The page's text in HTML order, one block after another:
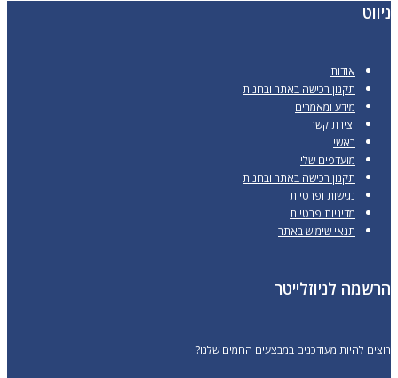
ניווט
אודות
תקנון רכישה באתר ובחנות
מידע ומאמרים
יצירת קשר
ראשי
מועדפים שלי
תקנון רכישה באתר ובחנות
נגישות ופרטיות
מדיניות פרטיות
תנאי שימוש באתר
הרשמה לניוזלייטר
רוצים להיות מעודכנים במבצעים החמים שלנו?